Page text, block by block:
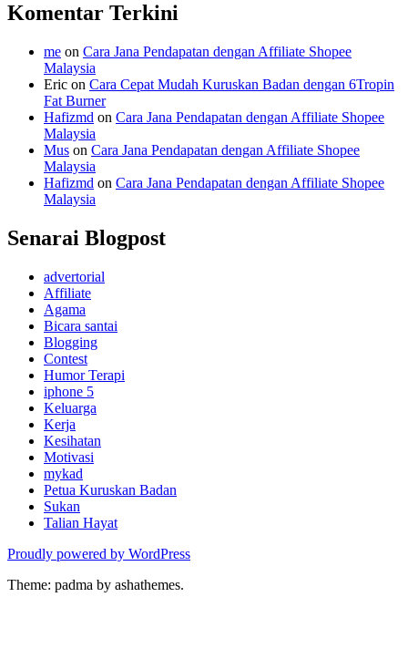
Komentar Terkini
me on Cara Jana Pendapatan dengan Affiliate Shopee
Malaysia
Eric on Cara Cepat Mudah Kuruskan Badan dengan 6Tropin
Fat Burner
Hafizmd on Cara Jana Pendapatan dengan Affiliate Shopee
Malaysia
Mus on Cara Jana Pendapatan dengan Affiliate Shopee
Malaysia
Hafizmd on Cara Jana Pendapatan dengan Affiliate Shopee
Malaysia
Senarai Blogpost
advertorial
Affiliate
Agama
Bicara santai
Blogging
Contest
Humor Terapi
iphone 5
Keluarga
Kerja
Kesihatan
Motivasi
mykad
Petua Kuruskan Badan
Sukan
Talian Hayat
Proudly powered by WordPress
Theme: padma by ashathemes.